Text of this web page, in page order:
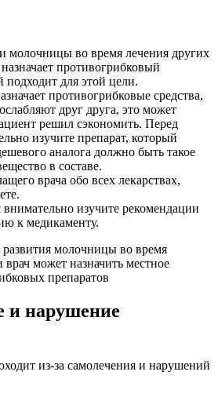
молочницы во время лечения других
противогрибковый
подходит для этой цели.
противогрибковые средства,
друг друга, это может
решил сэкономить. Перед
изучите препарат, который
аналога должно быть такое
в составе.
врача обо всех лекарствах,
внимательно изучите рекомендации
к медикаменту.
молочницы во время
может назначить местное
препаратов
и нарушение
из-за самолечения и нарушений